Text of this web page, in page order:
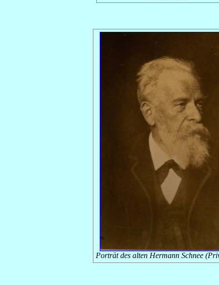
Porträt des alten Hermann Schnee